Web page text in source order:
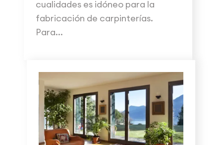
cualidades es idóneo para la
fabricación de carpinterías.
Para...